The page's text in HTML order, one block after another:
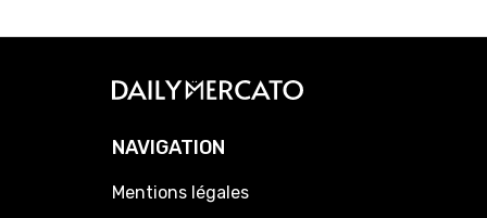
NAVIGATION
Mentions légales